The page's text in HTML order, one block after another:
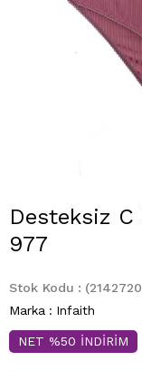
Desteksiz C
977
Stok Kodu
Marka : Infaith
NET %50 İNDİRİM